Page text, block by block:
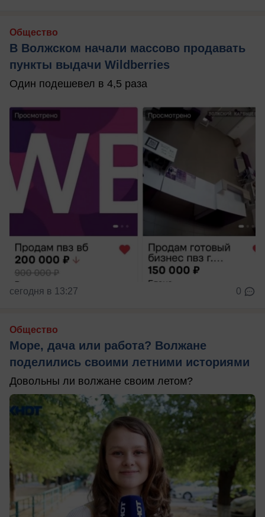
Общество
В Волжском начали массово продавать
пункты выдачи Wildberries
Один подешевел в 4,5 раза
сегодня в 13:27 0
Общество
Море, дача или работа? Волжане
поделились своими летними историями
Довольны ли волжане своим летом?